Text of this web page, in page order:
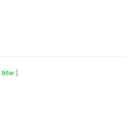
btw]